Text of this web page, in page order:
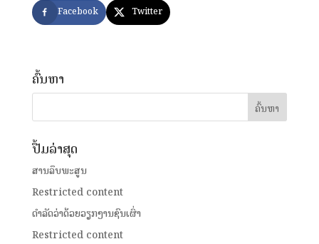
Facebook Twitter
ຄົ້ນຫາ
ປື້ມລ່າສຸດ
ສານລຶບພະສູນ
Restricted content
ດໍາລັດວ່າດ້ວຍວຽກງານຊົນເຜົ່າ
Restricted content